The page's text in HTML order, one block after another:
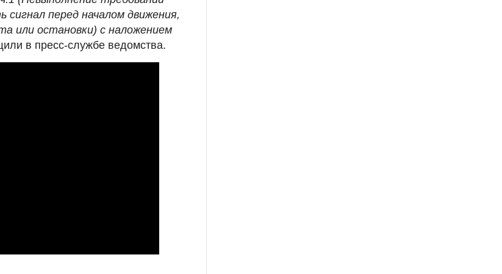
сигнал перед началом движения,
или остановки) с наложением
в пресс-службе ведомства.